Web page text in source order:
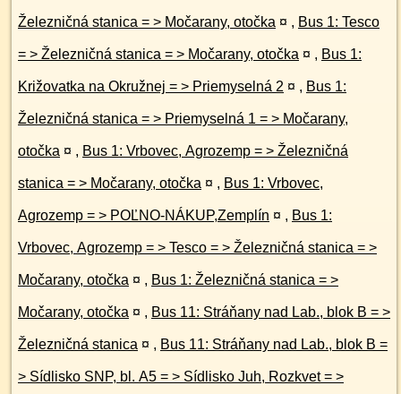
Železničná stanica = > Močarany, otočka ¤ , Bus 1: Tesco
= > Železničná stanica = > Močarany, otočka ¤ , Bus 1:
Križovatka na Okružnej = > Priemyselná 2 ¤ , Bus 1:
Železničná stanica = > Priemyselná 1 = > Močarany,
otočka ¤ , Bus 1: Vrbovec, Agrozemp = > Železničná
stanica = > Močarany, otočka ¤ , Bus 1: Vrbovec,
Agrozemp = > POĽNO-NÁKUP,Zemplín ¤ , Bus 1:
Vrbovec, Agrozemp = > Tesco = > Železničná stanica = >
Močarany, otočka ¤ , Bus 1: Železničná stanica = >
Močarany, otočka ¤ , Bus 11: Stráňany nad Lab., blok B = >
Železničná stanica ¤ , Bus 11: Stráňany nad Lab., blok B =
> Sídlisko SNP, bl. A5 = > Sídlisko Juh, Rozkvet = >